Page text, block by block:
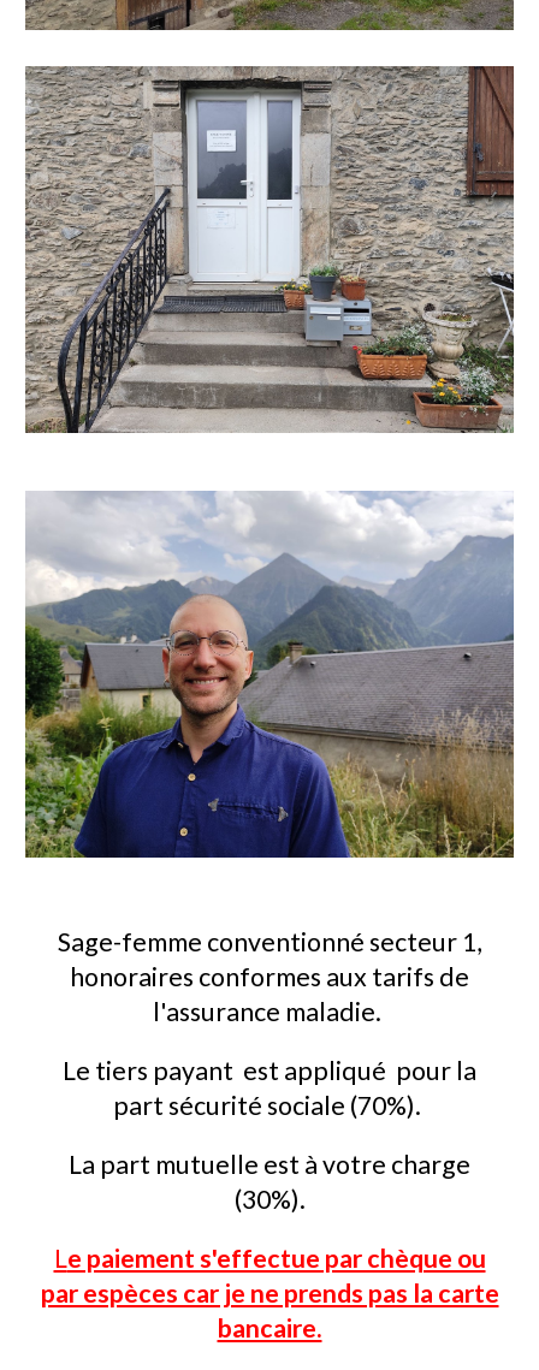
Sage-femme conventionné secteur 1,
honoraires conformes aux tarifs de
l'assurance maladie.
Le tiers payant est appliqué pour la
partsécurité sociale (70%).
La part mutuelle est à votre charge
(30%).
Le paiement s'effectue par chèque ou
par espèces car je ne prends pas la carte
bancaire.